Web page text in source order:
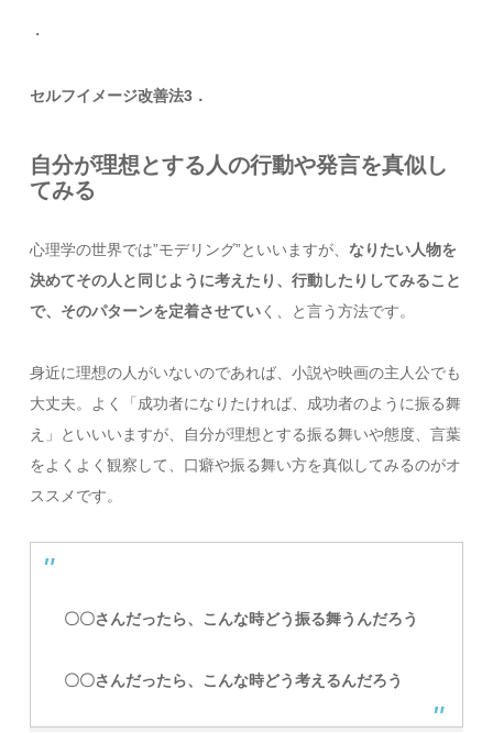
・
セルフイメージ改善法3．
自分が理想とする人の行動や発言を真似し
てみる
心理学の世界では”モデリング”といいますが、 なりたい人物を
決めてその人と同じように考えたり、行動したりしてみること
で、そのパターンを定着させていく、と言う方法です。
身近に理想の人がいないのであれば、小説や映画の主人公でも
大丈夫。よく「成功者になりたければ、成功者のように振る舞
え」といいいますが、自分が理想とする振る舞いや態度、言葉
をよくよく観察して、口癖や振る舞い方を真似してみるのがオ
ススメです。
〇〇さんだったら、こんな時どう振る舞うんだろう
〇〇さんだったら、こんな時どう考えるんだろう